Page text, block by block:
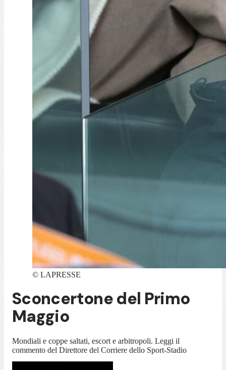
© LAPRESSE
Sconcertone del Primo
Maggio
Mondiali e coppe saltati, escort e arbitropoli. Leggi il
commento del Direttore del Corriere dello Sport-Stadio